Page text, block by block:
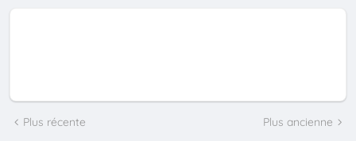
Plus récente Plus ancienne